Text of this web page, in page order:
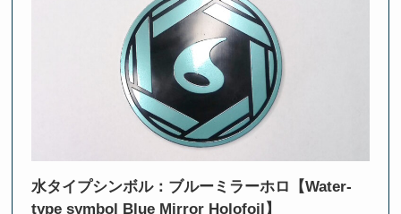
水タイプシンボル：ブルーミラーホロ【Water-
type symbol Blue Mirror Holofoil】